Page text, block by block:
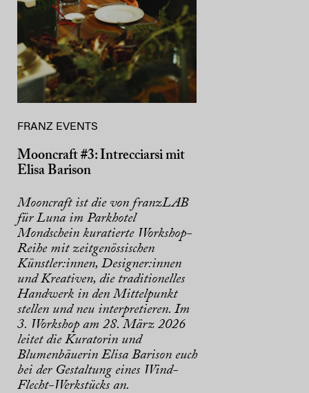
FRANZ EVENTS
Mooncraft #3: Intrecciarsi mit
Elisa Barison
Mooncraft ist die von franzLAB
für Luna im Parkhotel
Mondschein kuratierte Workshop-
Reihe mit zeitgenössischen
Künstler:innen, Designer:innen
und Kreativen, die traditionelles
Handwerk in den Mittelpunkt
stellen und neu interpretieren. Im
3. Workshop am 28. März 2026
leitet die Kuratorin und
Blumenbäuerin Elisa Barison euch
bei der Gestaltung eines Wind-
Flecht-Werkstücks an.